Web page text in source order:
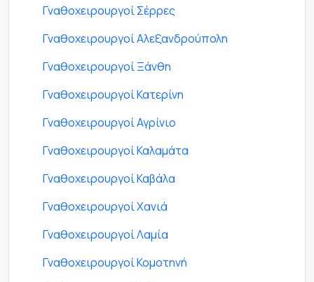
Γναθοχειρουργοί Σέρρες
Γναθοχειρουργοί Αλεξανδρούπολη
Γναθοχειρουργοί Ξάνθη
Γναθοχειρουργοί Κατερίνη
Γναθοχειρουργοί Αγρίνιο
Γναθοχειρουργοί Καλαμάτα
Γναθοχειρουργοί Καβάλα
Γναθοχειρουργοί Χανιά
Γναθοχειρουργοί Λαμία
Γναθοχειρουργοί Κομοτηνή